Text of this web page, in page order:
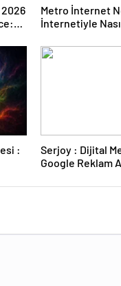
Metro İnternet
İnternetiyle
:
Serjoy : Dijital Medya Ajansı,
Google Reklam